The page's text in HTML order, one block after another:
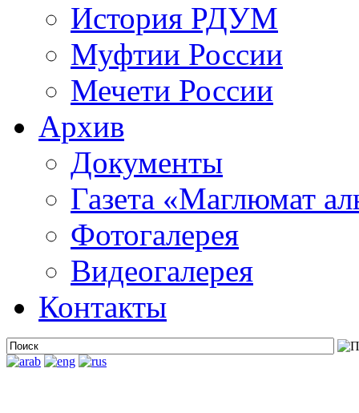
История РДУМ
Муфтии России
Мечети России
Архив
Документы
Газета «Маглюмат
Фотогалерея
Видеогалерея
Контакты